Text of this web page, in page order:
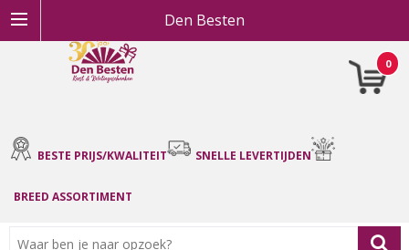
Den Besten
0
BESTE PRIJS/KWALITEIT SNELLE LEVERTIJDEN
BREED ASSORTIMENT